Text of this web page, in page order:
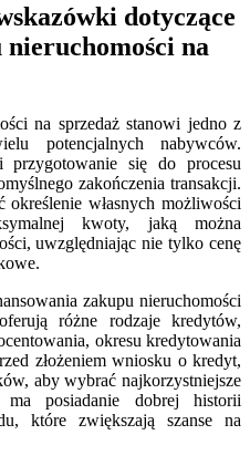
dotyczące
na
na sprzedaż stanowi jedno z
potencjalnych nabywców.
przygotowanie się do procesu
zakończenia transakcji.
własnych możliwości
kwoty, jaką można
uwzględniając nie tylko cenę
zakupu nieruchomości
różne rodzaje kredytów,
okresu kredytowania
złożeniem wniosku o kredyt,
aby wybrać najkorzystniejsze
posiadanie dobrej historii
które zwiększają szanse na